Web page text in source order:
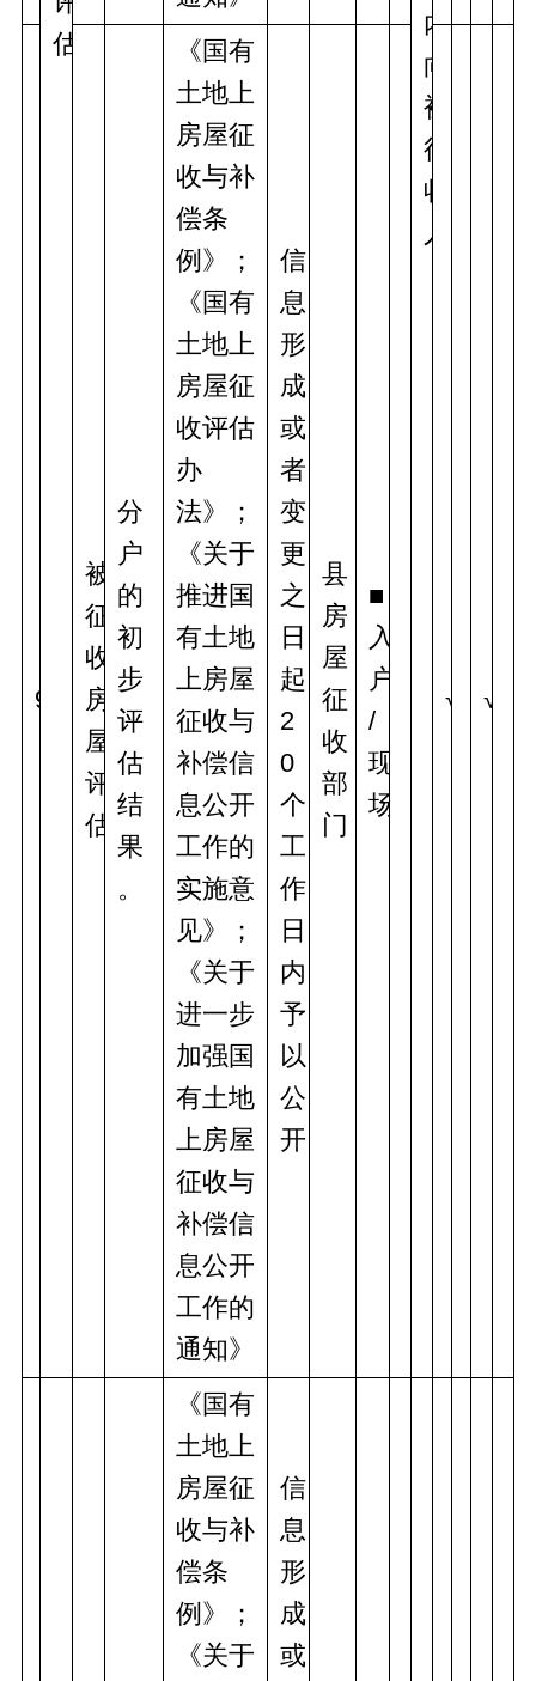
估
内
向
被
征
收
人
9
被
征
收
房
屋
评
估
分
户
的
初
步
评
估
结
果
。
《国有
土地上
房屋征
收与补
偿条
例》；
《国有
土地上
房屋征
收评估
办
法》；
《关于
推进国
有土地
上房屋
征收与
补偿信
息公开
工作的
实施意
见》；
《关于
进一步
加强国
有土地
上房屋
征收与
补偿信
息公开
工作的
通知》
信
息
形
成
或
者
变
更
之
日
起
2
0
个
工
作
日
内
予
以
公
开
县
房
屋
征
收
部
门
■
入
户
/
现
场
√ √
《国有
土地上
房屋征
收与补
偿条
例》；
《关于
信
息
形
成
或